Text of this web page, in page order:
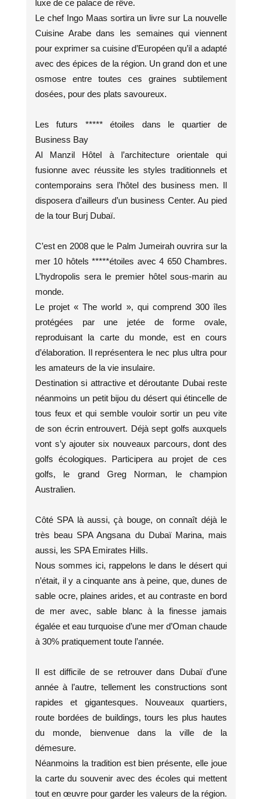
luxe de ce palace de rêve.
Le chef Ingo Maas sortira un livre sur La nouvelle
Cuisine Arabe dans les semaines qui viennent
pour exprimer sa cuisine d’Européen qu’il a adapté
avec des épices de la région. Un grand don et une
osmose entre toutes ces graines subtilement
dosées, pour des plats savoureux.
Les futurs ***** étoiles dans le quartier de
Business Bay
Al Manzil Hôtel à l’architecture orientale qui
fusionne avec réussite les styles traditionnels et
contemporains sera l’hôtel des business men. Il
disposera d’ailleurs d’un business Center. Au pied
de la tour Burj Dubaï.
C’est en 2008 que le Palm Jumeirah ouvrira sur la
mer 10 hôtels *****étoiles avec 4 650 Chambres.
L’hydropolis sera le premier hôtel sous-marin au
monde.
Le projet « The world », qui comprend 300 îles
protégées par une jetée de forme ovale,
reproduisant la carte du monde, est en cours
d’élaboration. Il représentera le nec plus ultra pour
les amateurs de la vie insulaire.
Destination si attractive et déroutante Dubai reste
néanmoins un petit bijou du désert qui étincelle de
tous feux et qui semble vouloir sortir un peu vite
de son écrin entrouvert. Déjà sept golfs auxquels
vont s’y ajouter six nouveaux parcours, dont des
golfs écologiques. Participera au projet de ces
golfs, le grand Greg Norman, le champion
Australien.
Côté SPA là aussi, çà bouge, on connaît déjà le
très beau SPA Angsana du Dubaï Marina, mais
aussi, les SPA Emirates Hills.
Nous sommes ici, rappelons le dans le désert qui
n’était, il y a cinquante ans à peine, que, dunes de
sable ocre, plaines arides, et au contraste en bord
de mer avec, sable blanc à la finesse jamais
égalée et eau turquoise d’une mer d’Oman chaude
à 30% pratiquement toute l’année.
Il est difficile de se retrouver dans Dubaï d’une
année à l’autre, tellement les constructions sont
rapides et gigantesques. Nouveaux quartiers,
route bordées de buildings, tours les plus hautes
du monde, bienvenue dans la ville de la
démesure.
Néanmoins la tradition est bien présente, elle joue
la carte du souvenir avec des écoles qui mettent
tout en œuvre pour garder les valeurs de la région.